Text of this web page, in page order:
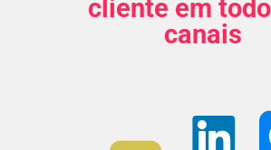
cliente em
canais